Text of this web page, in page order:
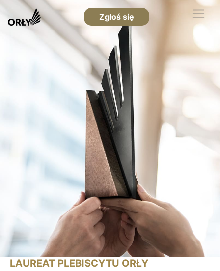
Zgłoś się
LAUREAT PLEBISCYTU ORŁY